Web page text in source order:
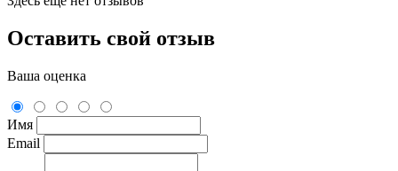
Оставить свой отзыв
Ваша оценка
Имя
Email